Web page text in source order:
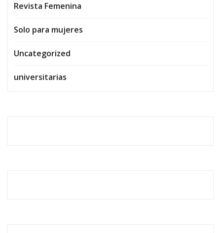
Revista Femenina
Solo para mujeres
Uncategorized
universitarias